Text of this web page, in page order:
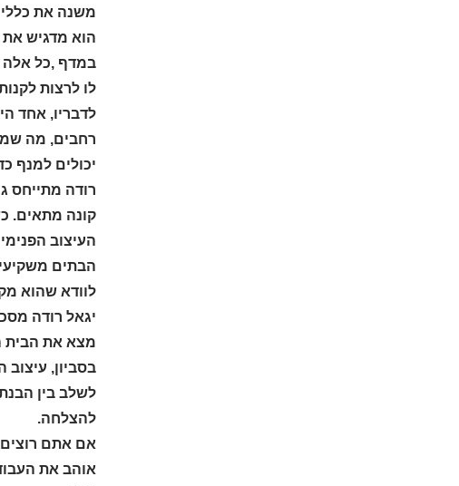
משנה את
הוא מדגיש את
במדף ,כל אלה
לו לרצות
לדבריו, אחד
רחבים, מה
יכולים למנף
רודה מתייחס
קונה מתאים.
העיצוב
הבתים
לוודא שהוא
יגאל רודה
מצא את הבית
לשלב בין
להצלחה.
אם אתם רוצים
אוהב את העבודה לשירותכם,מומחה